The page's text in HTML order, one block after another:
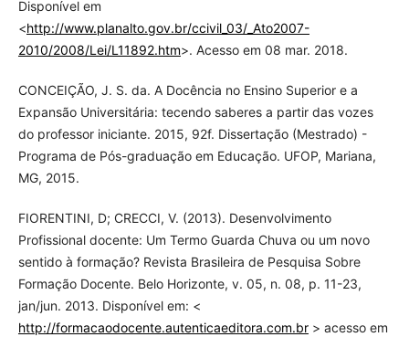
Disponível em
<http://www.planalto.gov.br/ccivil_03/_Ato2007-
2010/2008/Lei/L11892.htm>. Acesso em 08 mar. 2018.
CONCEIÇÃO, J. S. da. A Docência no Ensino Superior e a
Expansão Universitária: tecendo saberes a partir das vozes
do professor iniciante. 2015, 92f. Dissertação (Mestrado) -
Programa de Pós-graduação em Educação. UFOP, Mariana,
MG, 2015.
FIORENTINI, D; CRECCI, V. (2013). Desenvolvimento
Profissional docente: Um Termo Guarda Chuva ou um novo
sentido à formação? Revista Brasileira de Pesquisa Sobre
Formação Docente. Belo Horizonte, v. 05, n. 08, p. 11-23,
jan/jun. 2013. Disponível em: <
http://formacaodocente.autenticaeditora.com.br> acesso em